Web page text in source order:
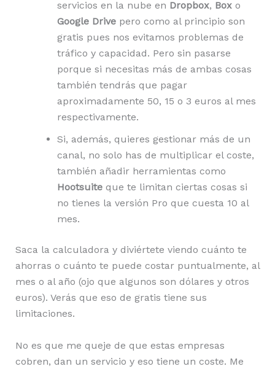
servicios en la nube en Dropbox, Boxo
Google Drivepero como al principio son
gratis pues nos evitamos problemas de
tráfico y capacidad. Pero sin pasarse
porque si necesitas más de ambas cosas
también tendrás que pagar
aproximadamente 50, 15 o 3 euros al mes
respectivamente.
Si, además, quieres gestionar más de un
canal, no solo has de multiplicar el coste,
también añadir herramientas como
Hootsuiteque te limitan ciertas cosas si
no tienes la versión Pro que cuesta 10 al
mes.
Saca la calculadora y diviértete viendo cuánto te
ahorras o cuánto te puede costar puntualmente, al
mes o al año (ojo que algunos son dólares y otros
euros). Verás que eso de gratis tiene sus
limitaciones.
No es que me queje de que estas empresas
cobren, dan un servicio y eso tiene un coste. Me